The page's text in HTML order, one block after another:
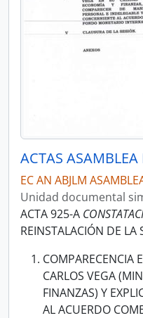
EC AN ABJLM
Unidad documental
ACTA 925-A
REINSTALACIÓN DE LA
COMPARECENCIA
CARLOS VEGA
FINANZAS) Y
AL ACUERDO